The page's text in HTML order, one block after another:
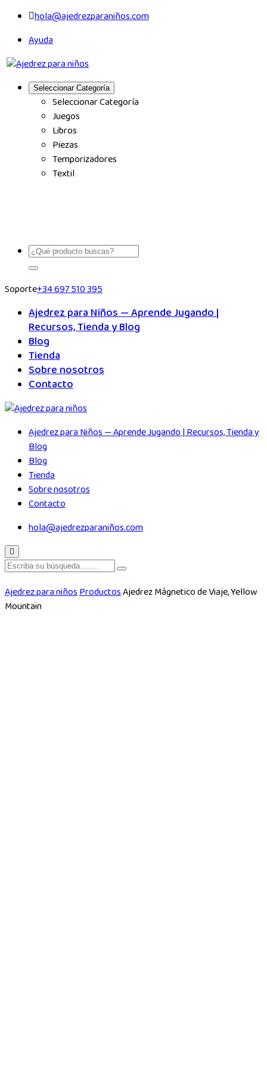
hola@ajedrezparaniños.com
Ayuda
Seleccionar Categoría
Seleccionar Categoría
Juegos
Libros
Piezas
Temporizadores
Textil
Soporte+34 697 510 395
Ajedrez para Niños — Aprende Jugando |
Recursos, Tienda y Blog
Blog
Tienda
Sobre nosotros
Contacto
Ajedrez para Niños — Aprende Jugando | Recursos, Tienda y
Blog
Blog
Tienda
Sobre nosotros
Contacto
hola@ajedrezparaniños.com
Ajedrez para niñosProductosAjedrez Mágnetico de Viaje, Yellow
Mountain